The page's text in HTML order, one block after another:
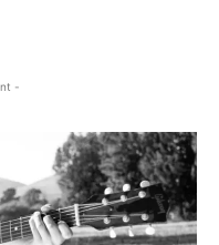
-